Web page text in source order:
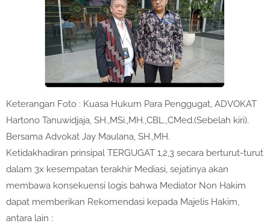
Keterangan Foto : Kuasa Hukum Para Penggugat, ADVOKAT
Hartono Tanuwidjaja, SH.,MSi.,MH.,CBL.,CMed.(Sebelah kiri).
Bersama Advokat Jay Maulana, SH.,MH.
Ketidakhadiran prinsipal TERGUGAT 1,2,3 secara berturut-turut
dalam 3x kesempatan terakhir Mediasi, sejatinya akan
membawa konsekuensi logis bahwa Mediator Non Hakim
dapat memberikan Rekomendasi kepada Majelis Hakim,
antara lain :